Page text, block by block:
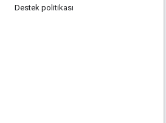
Destek politikası